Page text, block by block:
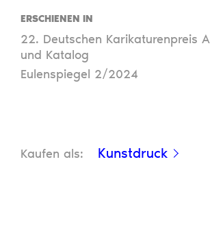
ERSCHIENEN IN
22. Deutschen Karikaturenpreis
und Katalog
Eulenspiegel 2/2024
Kaufen als: Kunstdruck